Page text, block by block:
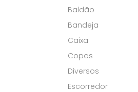
Baldão
Bandeja
Caixa
Copos
Diversos
Escorredor